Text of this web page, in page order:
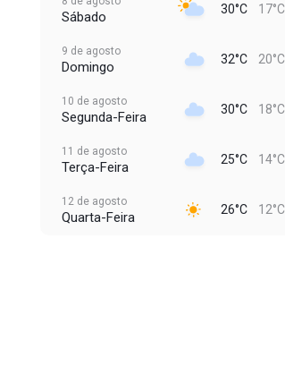
Sábado 30°C 17°C
9 de agosto
Domingo 32°C 20°C
10 de agosto
Segunda-Feira 30°C 18°C
11 de agosto
Terça-Feira 25°C 14°C
12 de agosto
Quarta-Feira 26°C 12°C